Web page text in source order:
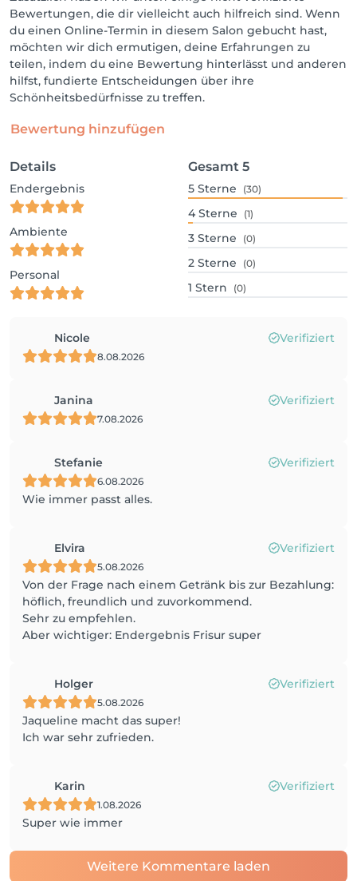
Bewertungen, die dir vielleicht auch hilfreich sind. Wenn
du einen Online-Termin in diesem Salon gebucht hast,
möchten wir dich ermutigen, deine Erfahrungen zu
teilen, indem du eine Bewertung hinterlässt und anderen
hilfst, fundierte Entscheidungen über ihre
Schönheitsbedürfnisse zu treffen.
Bewertung hinzufügen
Details
Endergebnis
Ambiente
Personal
Gesamt 5
5 Sterne (30)
4 Sterne (1)
3 Sterne (0)
2 Sterne (0)
1 Stern (0)
Nicole Verifiziert
8.08.2026
Janina Verifiziert
7.08.2026
Stefanie Verifiziert
6.08.2026
Wie immer passt alles.
Elvira Verifiziert
5.08.2026
Von der Frage nach einem Getränk bis zur Bezahlung:
höflich, freundlich und zuvorkommend.
Sehr zu empfehlen.
Aber wichtiger: Endergebnis Frisur super
Holger Verifiziert
5.08.2026
Jaqueline macht das super!
Ich war sehr zufrieden.
Karin Verifiziert
1.08.2026
Super wie immer
Weitere Kommentare laden